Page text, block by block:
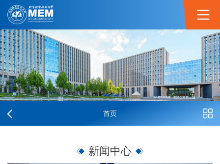
首页
新闻中心